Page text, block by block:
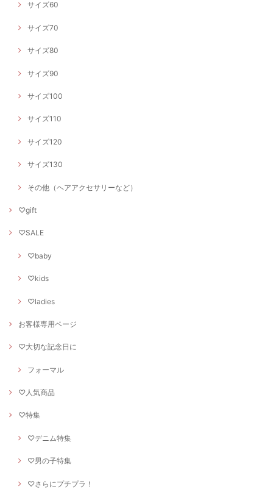
サイズ60
サイズ70
サイズ80
サイズ90
サイズ100
サイズ110
サイズ120
サイズ130
その他（ヘアアクセサリーなど）
♡gift
♡SALE
♡baby
♡kids
♡ladies
お客様専用ページ
♡大切な記念日に
フォーマル
♡人気商品
♡特集
♡デニム特集
♡男の子特集
♡さらにプチプラ！